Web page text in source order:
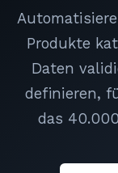
Produkte
Daten
definieren,
das